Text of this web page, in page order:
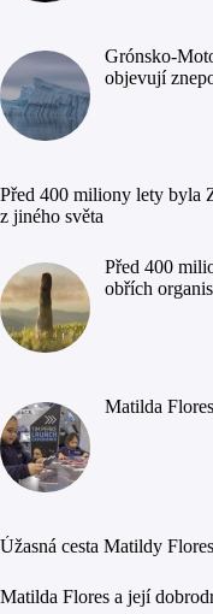
Grónsko-
objevují
Před 400 miliony lety byla
z jiného světa
Před 400
obřích
Matilda
Úžasná cesta Matildy
Matilda Flores a její